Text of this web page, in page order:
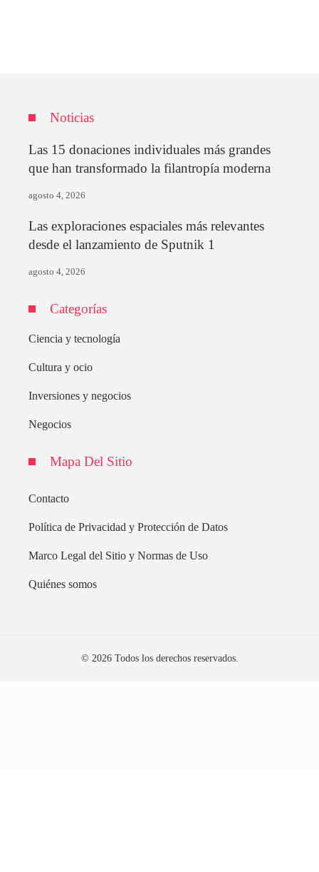
Noticias
Las 15 donaciones individuales más grandes
que han transformado la filantropía moderna
agosto 4, 2026
Las exploraciones espaciales más relevantes
desde el lanzamiento de Sputnik 1
agosto 4, 2026
Categorías
Ciencia y tecnología
Cultura y ocio
Inversiones y negocios
Negocios
Mapa Del Sitio
Contacto
Política de Privacidad y Protección de Datos
Marco Legal del Sitio y Normas de Uso
Quiénes somos
© 2026 Todos los derechos reservados.